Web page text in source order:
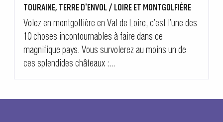
TOURAINE, TERRE D'ENVOL / LOIRE ET MONTGOLFIÈRE
Volez en montgolfière en Val de Loire, c’est l’une des
10 choses incontournables à faire dans ce
magnifique pays. Vous survolerez au moins un de
ces splendides châteaux :...